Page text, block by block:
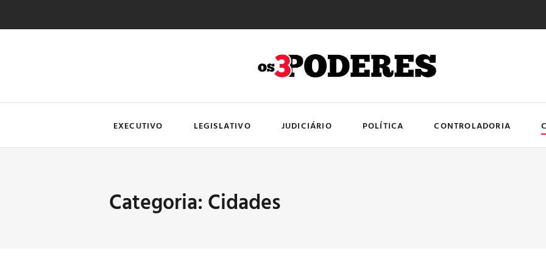
EXECUTIVO LEGISLATIVO JUDICIÁRIO POLÍTICA CONTROLADORIA
Categoria: Cidades